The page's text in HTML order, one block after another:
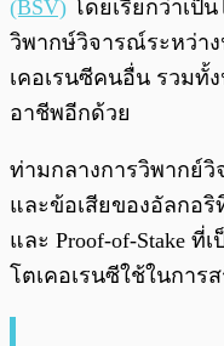
(BSV) โดยเรียกว่าเป็
วิพากษ์วิจารณ์ระหว่า
เคอเรนซีคนอื่น รวมทั้ง
อาชีพอีกด้วย
ท่ามกลางการวิพากย์
และข้อเสียของอัลกอริ
และ Proof-of-Stake
โตเคอเรนซีใช้ในการ